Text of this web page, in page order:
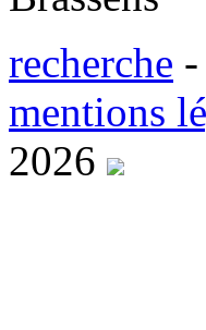
recherche -
mentions
2026